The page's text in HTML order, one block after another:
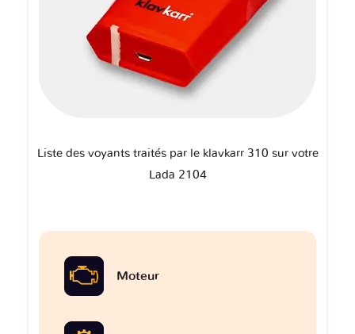
Liste des voyants traités par le klavkarr 310 sur votre
Lada 2104
Moteur